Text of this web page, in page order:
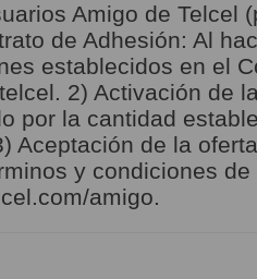
Amigo de Telcel
de Adhesión: Al
establecidos en el
2) Activación de
por la cantidad
Aceptación de la
y condiciones
amigo.